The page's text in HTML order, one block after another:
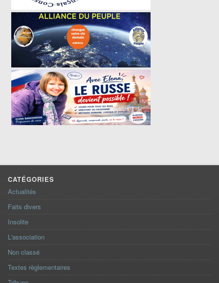
CATÉGORIES
Actualités
Faits divers
Insolite
L'association
Non classé
Textes règlementaires